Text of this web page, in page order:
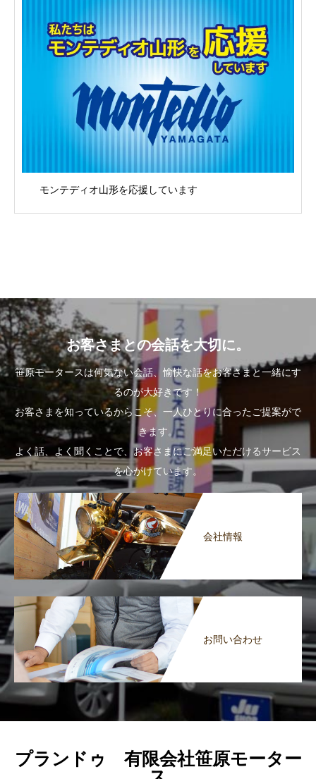
モンテディオ山形を応援しています
お客さまとの会話を大切に。
笹原モータースは何気ない会話、愉快な話をお客さまと一緒にす
るのが大好きです！
お客さまを知っているからこそ、一人ひとりに合ったご提案がで
きます。
よく話、よく聞くことで、お客さまにご満足いただけるサービス
を心がけています。
会社情報
お問い合わせ
プランドゥ 有限会社笹原モーター